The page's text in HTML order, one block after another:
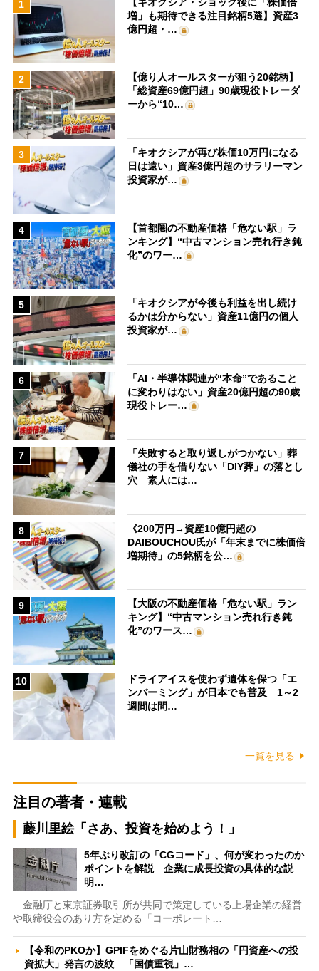
1
増」も期待できる注目銘柄5選】資産3
億円超・…
2
【億り人オールスターが狙う20銘柄】
「総資産69億円超」90歳現役トレーダ
ーから“10…
3
「キオクシアが再び株価10万円になる
日は遠い」資産3億円超のサラリーマン
投資家が…
4
【首都圏の不動産価格「危ない駅」ラ
ンキング】“中古マンション売れ行き鈍
化”のワー…
5
「キオクシアが今後も利益を出し続け
るかは分からない」資産11億円の個人
投資家が…
6
「AI・半導体関連が“本命”であること
に変わりはない」資産20億円超の90歳
現役トレー…
7
「失敗すると取り返しがつかない」葬
儀社の手を借りない「DIY葬」の落とし
穴 素人には…
8
《200万円→資産10億円超の
DAIBOUCHOU氏が「年末までに株価倍
増期待」の5銘柄を公…
9
【大阪の不動産価格「危ない駅」ラン
キング】“中古マンション売れ行き鈍
化”のワース…
10
ドライアイスを使わず遺体を保つ「エ
ンバーミング」が日本でも普及 1～2
週間は問…
一覧を見る
注目の著者・連載
藤川里絵「さあ、投資を始めよう！」
5年ぶり改訂の「CGコード」、何が変わったのか
ポイントを解説 企業に成長投資の具体的な説
明…
金融庁と東京証券取引所が共同で策定している上場企業の経営
や取締役会のあり方を定める「コーポレート…
【令和のPKOか】GPIFをめぐる片山財務相の「円資産への投
資拡大」発言の波紋 「国債重視」…